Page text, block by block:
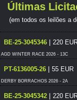
Últimas
(em todos os leilões a
BE-25-3045346 | 220
AGD WINTER RACE 2026 - 13C
PT-6136005-26 | 55 EUR
DERBY BORRACHOS 2026 - 2A
BE-25-3045342 | 220